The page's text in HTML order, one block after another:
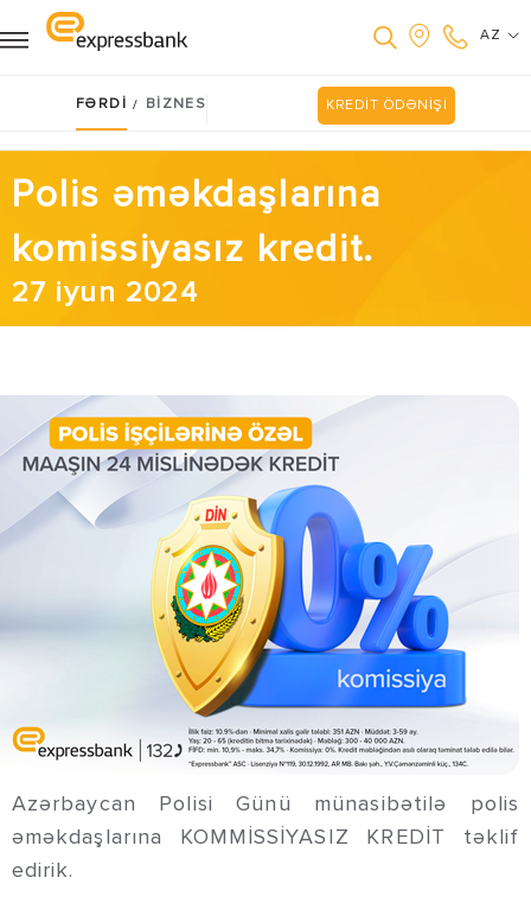
AZ
FƏRDİ / BİZNES KREDİT ÖDƏNİŞİ
Polis əməkdaşlarına
komissiyasız kredit.
27 iyun 2024
Azərbaycan Polisi Günü münasibətilə polis
əməkdaşlarına KOMMİSSİYASIZ KREDİT təklif
edirik.